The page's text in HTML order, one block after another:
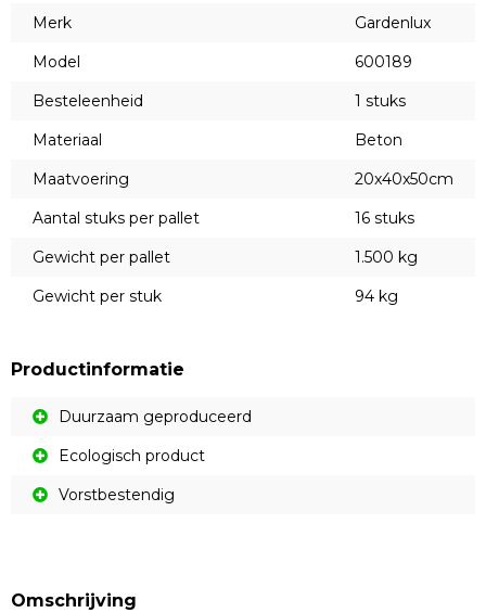
Merk
Gardenlux
Model
600189
Besteleenheid
1 stuks
Materiaal
Beton
Maatvoering
20x40x50cm
Aantal stuks per pallet
16 stuks
Gewicht per pallet
1.500 kg
Gewicht per stuk
94 kg
Productinformatie
Duurzaam geproduceerd
Ecologisch product
Vorstbestendig
Omschrijving